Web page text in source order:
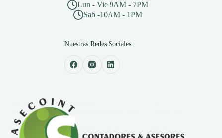
Lun - Vie 9AM - 7PM
Sab -10AM - 1PM
Nuestras Redes Sociales